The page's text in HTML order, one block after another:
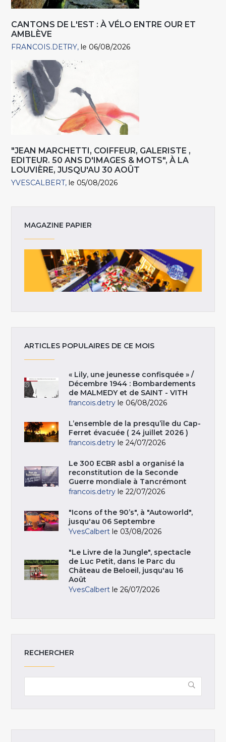
CANTONS DE L'EST : À VÉLO ENTRE OUR ET
AMBLÈVE
FRANCOIS.DETRY le 06/08/2026
"JEAN MARCHETTI, COIFFEUR, GALERISTE ,
EDITEUR. 50 ANS D'IMAGES & MOTS", À LA
LOUVIÈRE, JUSQU'AU 30 AOÛT
YVESCALBERT le 05/08/2026
MAGAZINE PAPIER
ARTICLES POPULAIRES DE CE MOIS
« Lily, une jeunesse confisquée » /
Décembre 1944 : Bombardements
de MALMEDY et de SAINT - VITH
francois.detry le 06/08/2026
L’ensemble de la presqu’île du Cap-
Ferret évacuée ( 24 juillet 2026 )
francois.detry le 24/07/2026
Le 300 ECBR asbl a organisé la
reconstitution de la Seconde
Guerre mondiale à Tancrémont
francois.detry le 22/07/2026
"Icons of the 90’s", à "Autoworld",
jusqu'au 06 Septembre
YvesCalbert le 03/08/2026
"Le Livre de la Jungle", spectacle
de Luc Petit, dans le Parc du
Château de Beloeil, jusqu'au 16
Août
YvesCalbert le 26/07/2026
RECHERCHER